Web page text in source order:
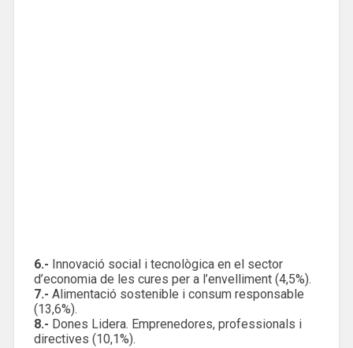
6.- Innovació social i tecnològica en el sector
d’economia de les cures per a l’envelliment (4,5%).
7.- Alimentació sostenible i consum responsable
(13,6%).
8.- Dones Lidera. Emprenedores, professionals i
directives (10,1%).